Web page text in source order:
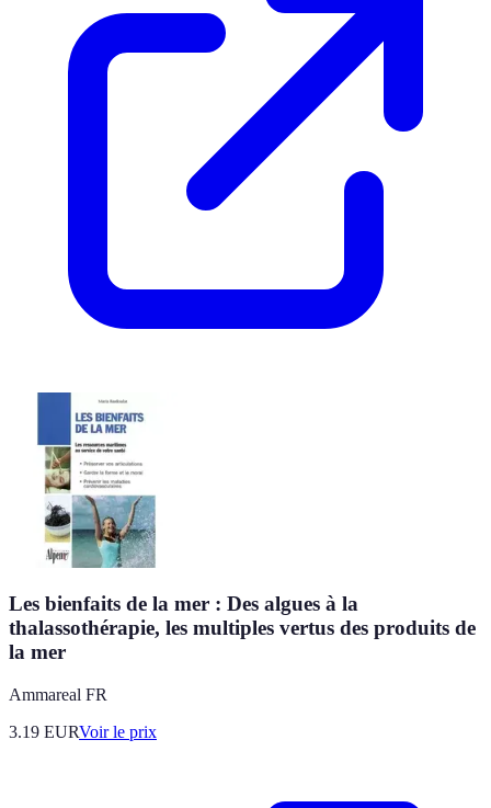
Les bienfaits de la mer : Des algues à la
thalassothérapie, les multiples vertus des produits de
la mer
Ammareal FR
3.19 EURVoir le prix